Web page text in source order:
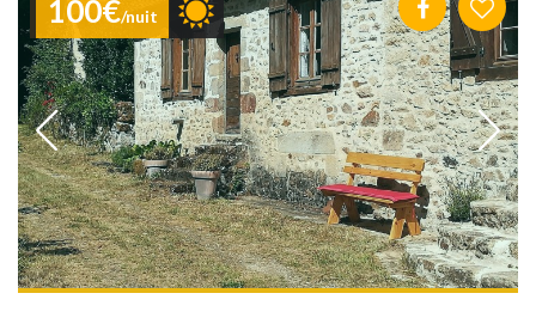
100€/nuit